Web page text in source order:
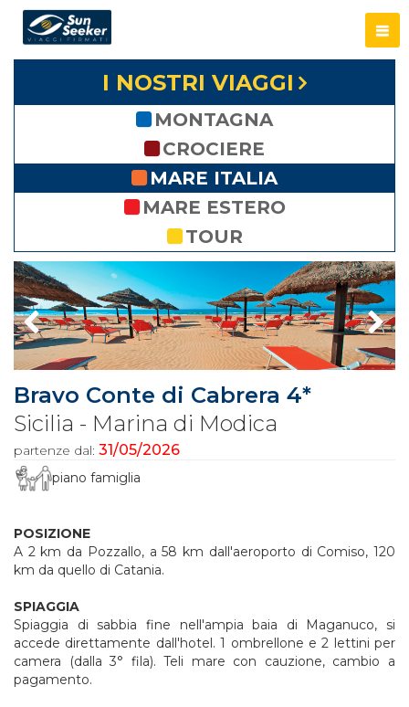
I NOSTRI VIAGGI
MONTAGNA
CROCIERE
MARE ITALIA
MARE ESTERO
TOUR
Bravo Conte di Cabrera 4*
Sicilia - Marina di Modica
partenze dal: 31/05/2026
piano famiglia
POSIZIONE
A 2 km da Pozzallo, a 58 km dall'aeroporto di Comiso, 120
km da quello di Catania.
SPIAGGIA
Spiaggia di sabbia fine nell'ampia baia di Maganuco, si
accede direttamente dall'hotel. 1 ombrellone e 2 lettini per
camera (dalla 3° fila). Teli mare con cauzione, cambio a
pagamento.